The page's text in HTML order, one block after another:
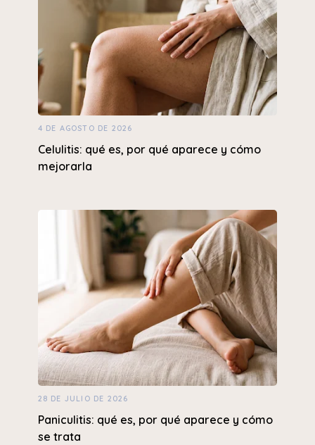
4 DE AGOSTO DE 2026
Celulitis: qué es, por qué aparece y cómo
mejorarla
28 DE JULIO DE 2026
Paniculitis: qué es, por qué aparece y cómo
se trata